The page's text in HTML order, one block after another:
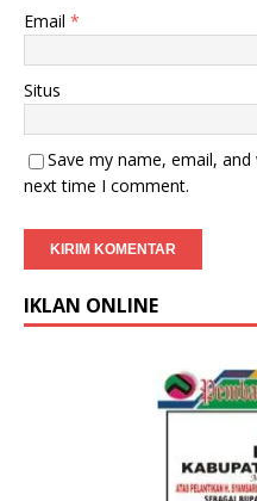
Email *
Situs
Save my name, email,
next time I comment.
IKLAN ONLINE